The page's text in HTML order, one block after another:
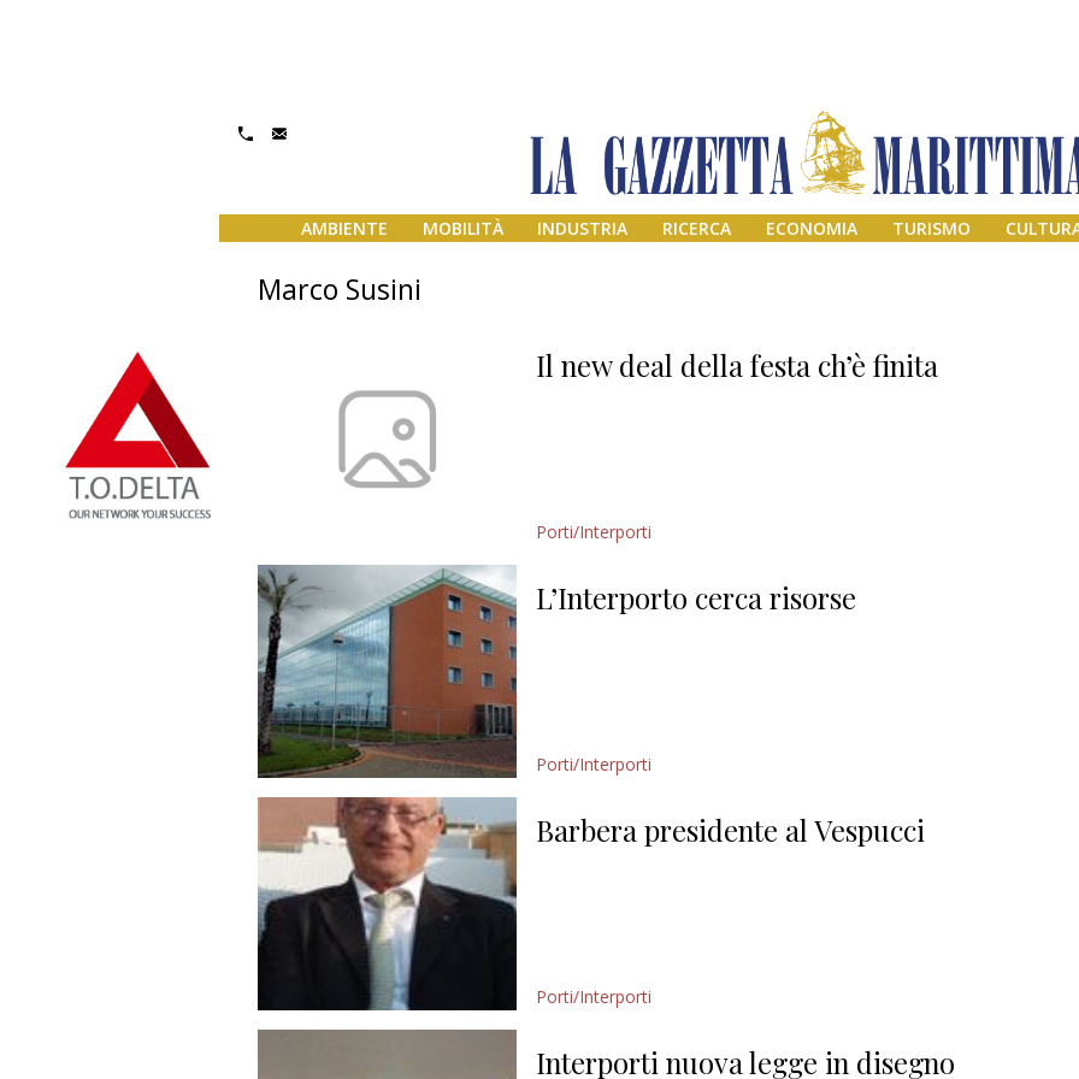
AMBIENTE MOBILITÀ INDUSTRIA RICERCA ECONOMIA TURISMO
Marco Susini
Il new deal della festa ch’è finita
Porti/Interporti
L’Interporto cerca risorse
Porti/Interporti
Barbera presidente al Vespucci
Porti/Interporti
Interporti nuova legge in disegno